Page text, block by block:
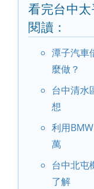
看完台中
閱讀：
潭子汽車
麼做？
台中清水
想
利用
萬
台中北屯
了解